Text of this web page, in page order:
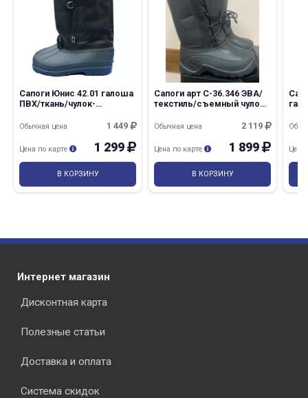
Сапоги Юнис 42.01 галоша
ПВХ/ткань/чулок-
1 449
Обычная цена
1 299
Цена по карте
В КОРЗИНУ
Сапоги арт С-36.346 ЭВА/
текстиль/съемный чулок
2 119
Обычная цена
1 899
Цена по карте
В КОРЗИНУ
Цена
Интернет магазин
Дисконтная карта
Полезные статьи
Доставка и оплата
Система скидок